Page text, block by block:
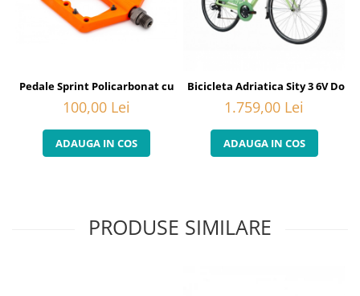
Pedale Sprint Policarbonat cu rulmenti, portocalii
100,00 Lei
ADAUGA IN COS
Bicicleta Adriatica Sity 3 6V
1.759,00 Lei
ADAUGA IN COS
PRODUSE SIMILARE